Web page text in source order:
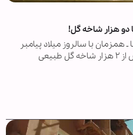
دو هزار شاخه گل!
همزمان با سالروز میلاد پیامبر
اکرم (ص)، حرم امام حسین(ع) با بیش از ۲ هزار شاخه گل طبیعی